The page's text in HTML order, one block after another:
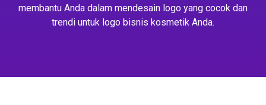
membantu Anda dalam mendesain logo yang cocok dan
trendi untuk logo bisnis kosmetik Anda.